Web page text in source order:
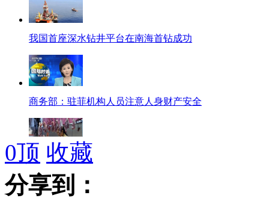
我国首座深水钻井平台在南海首钻成功
商务部：驻菲机构人员注意人身财产安全
全国猪肉价降低 多地降至每斤十元
0顶 收藏
分享到：